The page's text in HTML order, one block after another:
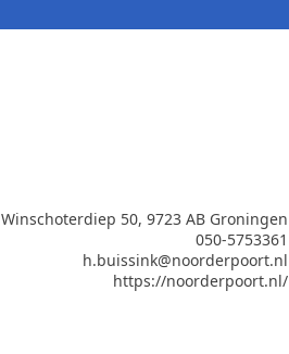
Winschoterdiep 50, 9723 AB Groningen
050-5753361
h.buissink@noorderpoort.nl
https://noorderpoort.nl/